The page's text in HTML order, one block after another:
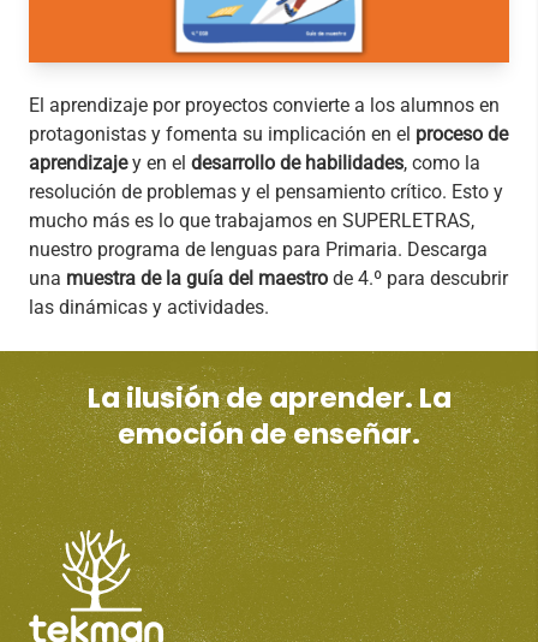
El aprendizaje por proyectos convierte a los alumnos en
protagonistas y fomenta su implicación en el proceso de
aprendizajey en el desarrollo de habilidades, como la
resolución de problemas y el pensamiento crítico. Esto y
mucho más es lo que trabajamos en SUPERLETRAS,
nuestro programa de lenguas para Primaria. Descarga
una muestra de la guía del maestro de 4.º para descubrir
las dinámicas y actividades.
La ilusión de aprender. La
emoción de enseñar.